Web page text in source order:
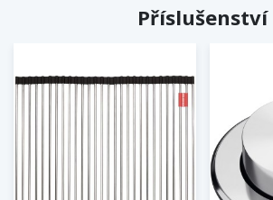
Příslušenství